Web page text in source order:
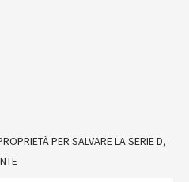
PER SALVARE LA SERIE D,